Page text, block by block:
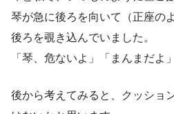
琴が急に後ろを向いて（正座の
後ろを覗き込んでいました。
「琴、危ないよ」「まんまだよ
後から考えてみると、クッショ